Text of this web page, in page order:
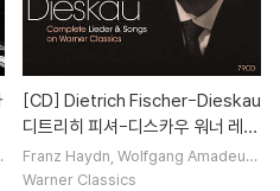
[CD]
디트리히 피셔-디스카우 워너 레이
블 가곡 녹음 전집 (Complete Lie
der & Songs On Warner)
Franz Haydn Wolfgang Amadeus
Mozart Ludwig van Beethoven
Warner Classics